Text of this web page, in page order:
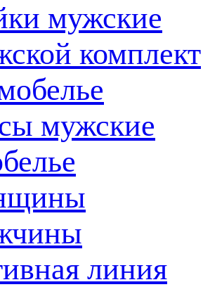
мужские
комплект
мужские
линия